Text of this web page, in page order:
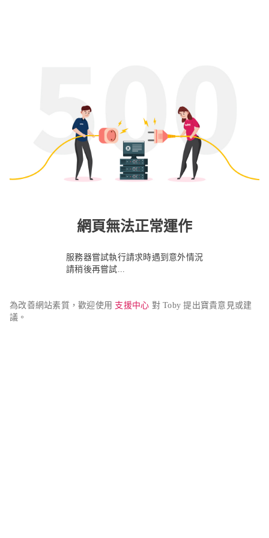
網頁無法正常運作
服務器嘗試執行請求時遇到意外情況
請稍後再嘗試...
為改善網站素質，歡迎使用 支援中心 對 Toby 提出寶貴意見或建
議。